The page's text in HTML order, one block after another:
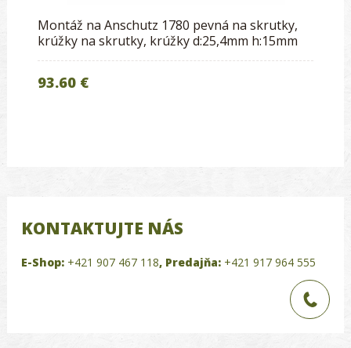
Montáž na Anschutz 1780 pevná na skrutky,
krúžky na skrutky, krúžky d:25,4mm h:15mm
93.60 €
KONTAKTUJTE NÁS
E-Shop: +421 907 467 118, Predajňa: +421 917 964 555